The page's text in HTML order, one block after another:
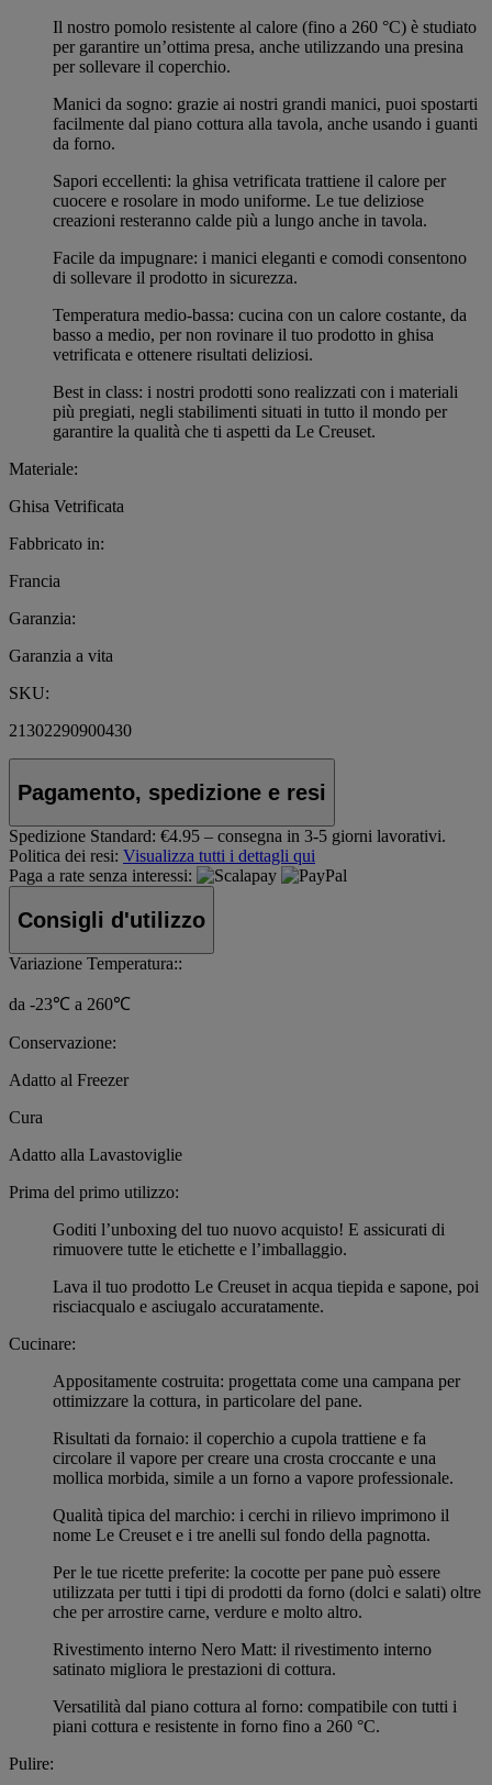
Il nostro pomolo resistente al calore (fino a 260 °C) è studiato
per garantire un’ottima presa, anche utilizzando una presina
per sollevare il coperchio.
Manici da sogno: grazie ai nostri grandi manici, puoi spostarti
facilmente dal piano cottura alla tavola, anche usando i guanti
da forno.
Sapori eccellenti: la ghisa vetrificata trattiene il calore per
cuocere e rosolare in modo uniforme. Le tue deliziose
creazioni resteranno calde più a lungo anche in tavola.
Facile da impugnare: i manici eleganti e comodi consentono
di sollevare il prodotto in sicurezza.
Temperatura medio-bassa: cucina con un calore costante, da
basso a medio, per non rovinare il tuo prodotto in ghisa
vetrificata e ottenere risultati deliziosi.
Best in class: i nostri prodotti sono realizzati con i materiali
più pregiati, negli stabilimenti situati in tutto il mondo per
garantire la qualità che ti aspetti da Le Creuset.
Materiale:
Ghisa Vetrificata
Fabbricato in:
Francia
Garanzia:
Garanzia a vita
SKU:
21302290900430
Pagamento, spedizione e resi
Spedizione Standard: €4.95 – consegna in 3-5 giorni lavorativi.
Politica dei resi: Visualizza tutti i dettagli qui
Paga a rate senza interessi:
Consigli d'utilizzo
Variazione Temperatura::
da -23℃ a 260℃
Conservazione:
Adatto al Freezer
Cura
Adatto alla Lavastoviglie
Prima del primo utilizzo:
Goditi l’unboxing del tuo nuovo acquisto! E assicurati di
rimuovere tutte le etichette e l’imballaggio.
Lava il tuo prodotto Le Creuset in acqua tiepida e sapone, poi
risciacqualo e asciugalo accuratamente.
Cucinare:
Appositamente costruita: progettata come una campana per
ottimizzare la cottura, in particolare del pane.
Risultati da fornaio: il coperchio a cupola trattiene e fa
circolare il vapore per creare una crosta croccante e una
mollica morbida, simile a un forno a vapore professionale.
Qualità tipica del marchio: i cerchi in rilievo imprimono il
nome Le Creuset e i tre anelli sul fondo della pagnotta.
Per le tue ricette preferite: la cocotte per pane può essere
utilizzata per tutti i tipi di prodotti da forno (dolci e salati) oltre
che per arrostire carne, verdure e molto altro.
Rivestimento interno Nero Matt: il rivestimento interno
satinato migliora le prestazioni di cottura.
Versatilità dal piano cottura al forno: compatibile con tutti i
piani cottura e resistente in forno fino a 260 °C.
Pulire: